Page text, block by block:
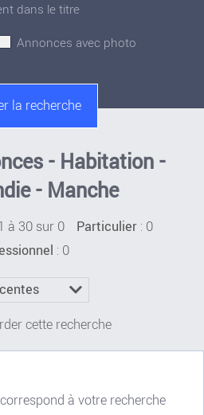
dans le titre
Annonces avec photo
- Habitation -
- Manche
à 30 sur 0 Particulier : 0
: 0
cette recherche
à votre recherche